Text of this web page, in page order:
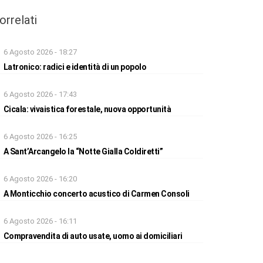
6 Agosto 2026 - 18:27
Latronico: radici e identità di un popolo
6 Agosto 2026 - 17:43
Cicala: vivaistica forestale, nuova opportunità
6 Agosto 2026 - 16:25
A Sant’Arcangelo la “Notte Gialla Coldiretti”
6 Agosto 2026 - 16:20
A Monticchio concerto acustico di Carmen Consoli
6 Agosto 2026 - 16:11
Compravendita di auto usate, uomo ai domiciliari